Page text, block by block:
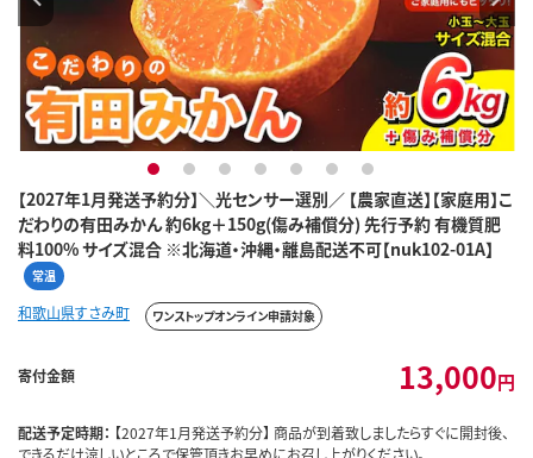
【2027年1月発送予約分】＼光センサー選別／ 【農家直送】【家庭用】こ
だわりの有田みかん 約6kg＋150g(傷み補償分) 先行予約 有機質肥
料100% サイズ混合 ※北海道・沖縄・離島配送不可【nuk102-01A】
常温
1 2 3 4 5 6 7
和歌山県すさみ町 ワンストップオンライン申請対象
寄付金額 13,000円
配送予定時期： 【2027年1月発送予約分】 商品が到着致しましたらすぐに開封後、
できるだけ涼しいところで保管頂きお早めにお召し上がりください。